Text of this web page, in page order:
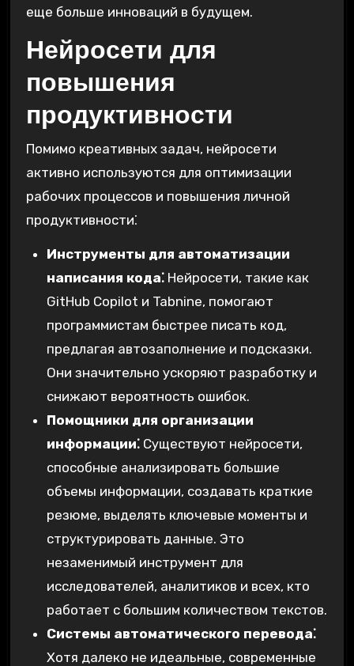
еще больше инноваций в будущем.
Нейросети для
повышения
продуктивности
Помимо креативных задач, нейросети
активно используются для оптимизации
рабочих процессов и повышения личной
продуктивности⁚
Инструменты для автоматизации
написания кода⁚Нейросети, такие как
GitHub Copilot и Tabnine, помогают
программистам быстрее писать код,
предлагая автозаполнение и подсказки.
Они значительно ускоряют разработку и
снижают вероятность ошибок.
Помощники для организации
информации⁚Существуют нейросети,
способные анализировать большие
объемы информации, создавать краткие
резюме, выделять ключевые моменты и
структурировать данные. Это
незаменимый инструмент для
исследователей, аналитиков и всех, кто
работает с большим количеством текстов.
Системы автоматического перевода⁚
Хотя далеко не идеальные, современные